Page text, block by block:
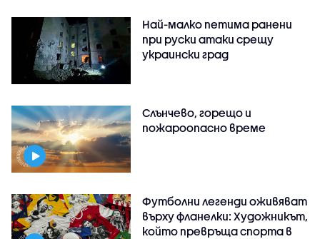
Най-малко петима ранени
при руски атаки срещу
украински град
Слънчево, горещо и
пожароопасно време
Футболни легенди оживяват
върху фланелки: Художникът,
който превръща спорта в